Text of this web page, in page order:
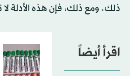
ذلك. ومع ذلك، فإن هذه الأدلة
اقرأ أيضاً